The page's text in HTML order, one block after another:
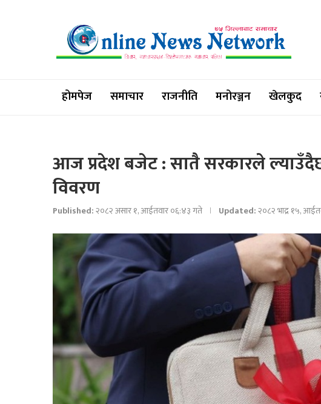
होमपेज समाचार राजनीति मनोरञ्जन खेलकुद
आज प्रदेश बजेट : सातै सरकारले
विवरण
Published:२०८२ असार १, आईतवार ०६:४३ गते Updated:२०८२ भाद्र १५,